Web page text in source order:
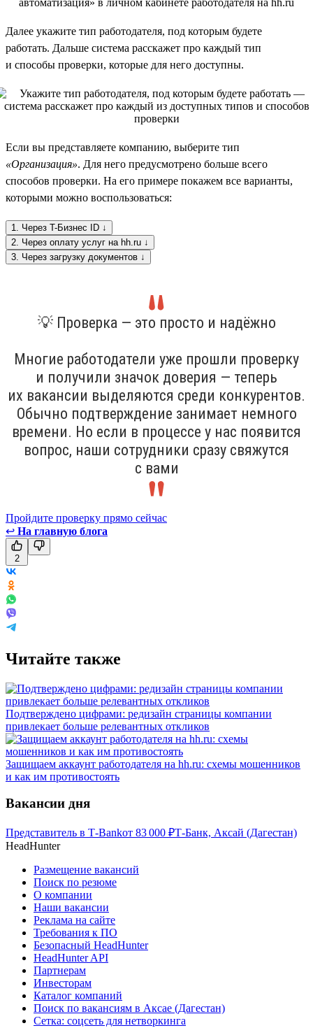
Далее укажите тип работодателя, под которым будете
работать. Дальше система расскажет про каждый тип
и способы проверки, которые для него доступны.
Если вы представляете компанию, выберите тип
«Организация». Для него предусмотрено больше всего
способов проверки. На его примере покажем все варианты,
которыми можно воспользоваться:
1. Через T-Бизнес ID ↓
2. Через оплату услуг на hh.ru ↓
3. Через загрузку документов ↓
💡 Проверка — это просто и надёжно
Многие работодатели уже прошли проверку
и получили значок доверия — теперь
их вакансии выделяются среди конкурентов.
Обычно подтверждение занимает немного
времени. Но если в процессе у нас появится
вопрос, наши сотрудники сразу свяжутся
с вами
Пройдите проверку прямо сейчас
↩ На главную блога
2
Читайте также
Подтверждено цифрами: редизайн страницы компании
привлекает больше релевантных откликов
Защищаем аккаунт работодателя на hh.ru: схемы мошенников
и как им противостоять
Вакансии дня
Представитель в Т-Bankот 83 000 ₽Т-Банк, Аксай (Дагестан)
HeadHunter
Размещение вакансий
Поиск по резюме
О компании
Наши вакансии
Реклама на сайте
Требования к ПО
Безопасный HeadHunter
HeadHunter API
Партнерам
Инвесторам
Каталог компаний
Поиск по вакансиям в Аксае (Дагестан)
Сетка: соцсеть для нетворкинга